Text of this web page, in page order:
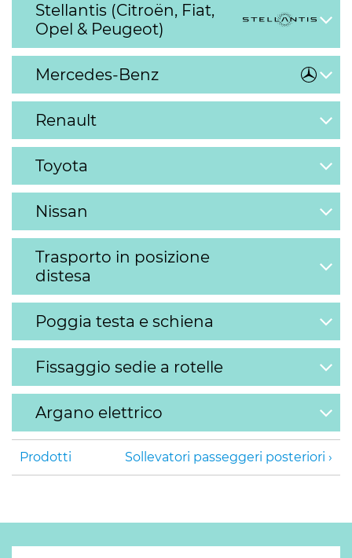
Stellantis (Citroën, Fiat,
Opel & Peugeot)
Mercedes-Benz
Renault
Toyota
Nissan
Trasporto in posizione
distesa
Poggia testa e schiena
Fissaggio sedie a rotelle
Argano elettrico
Prodotti Sollevatori passeggeri posteriori